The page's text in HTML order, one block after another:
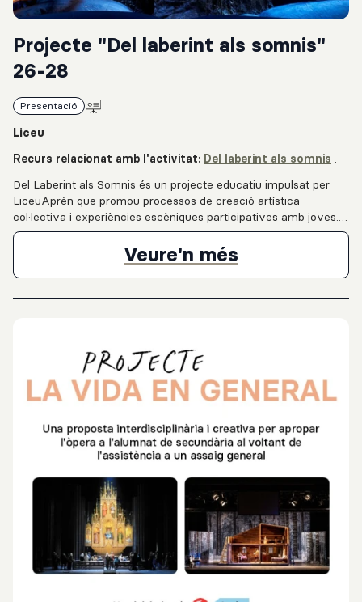
Projecte "Del laberint als somnis"
26-28
Presentació
Liceu
Recurs relacionat amb l'activitat: Del laberint als somnis
Del Laberint als Somnis és un projecte educatiu impulsat per
LiceuAprèn que promou processos de creació artística
col·lectiva i experiències escèniques participatives amb joves.
Adreçat a centres educatius de secundària, el projecte s’orienta
a aquells equips docents que volen posar en valor la dimensió
humanista de l’art en l’educació i establir un vincle sostingut
amb el Liceu al llarg de dos cursos escolars.
Veure'n més